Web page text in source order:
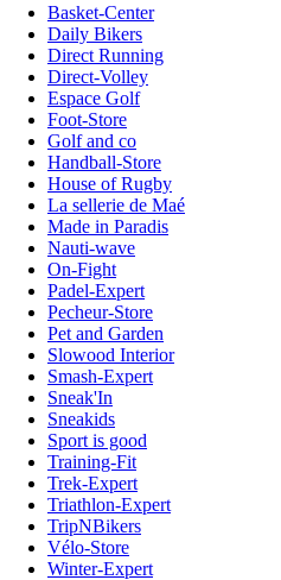
Basket-Center
Daily Bikers
Direct Running
Direct-Volley
Espace Golf
Foot-Store
Golf and co
Handball-Store
House of Rugby
La sellerie de Maé
Made in Paradis
Nauti-wave
On-Fight
Padel-Expert
Pecheur-Store
Pet and Garden
Slowood Interior
Smash-Expert
Sneak'In
Sneakids
Sport is good
Training-Fit
Trek-Expert
Triathlon-Expert
TripNBikers
Vélo-Store
Winter-Expert